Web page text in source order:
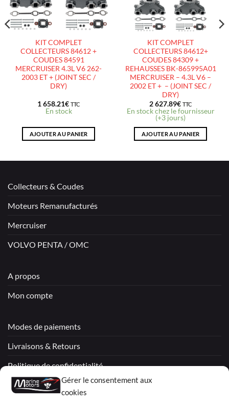
Gérer le consentement aux
cookies
KIT COMPLET
COLLECTEURS 84612 +
COUDES 84591
MERCRUISER 4.3L V6 262-
2003 ET + (JOINT SEC /
DRY)
1 658.21€ TTC
En stock
AJOUTER AU PANIER
KIT COMPLET
COLLECTEURS 84612+
COUDES 84309 +
REHAUSSES BK-865995A01
MERCRUISER – 4.3L V6 –
2002 ET + – (JOINT SEC /
DRY)
2 627.89€ TTC
En stock chez le fournisseur
(+3 jours)
AJOUTER AU PANIER
Collecteurs & Coudes
Moteurs Remanufacturés
Mercruiser
VOLVO PENTA / OMC
A propos
Mon compte
Modes de paiements
Livraisons & Retours
Politique de confidentialité
Mentions légales